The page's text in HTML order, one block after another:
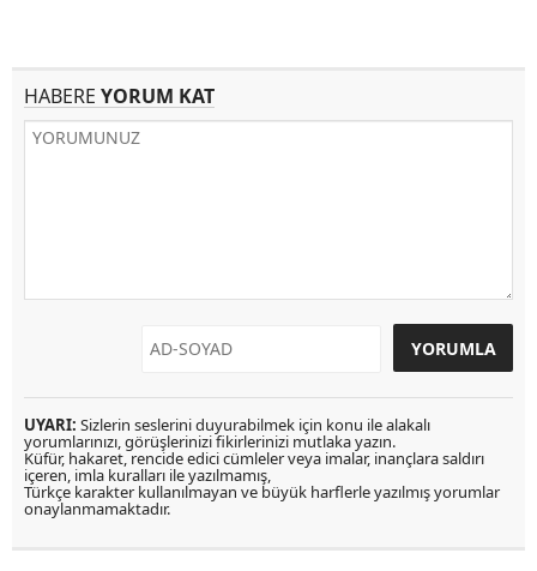
HABERE YORUM KAT
UYARI: Sizlerin seslerini duyurabilmek için konu ile alakalı
yorumlarınızı, görüşlerinizi fikirlerinizi mutlaka yazın.
Küfür, hakaret, rencide edici cümleler veya imalar, inançlara saldırı
içeren, imla kuralları ile yazılmamış,
Türkçe karakter kullanılmayan ve büyük harflerle yazılmış yorumlar
onaylanmamaktadır.